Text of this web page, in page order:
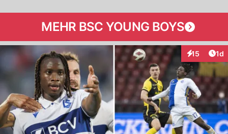
MEHR BSC YOUNG BOYS
15 1d